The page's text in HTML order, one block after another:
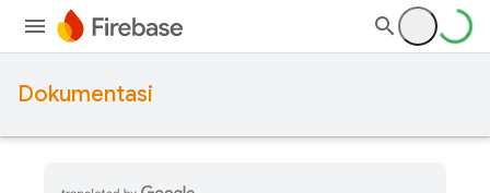
Dokumentasi